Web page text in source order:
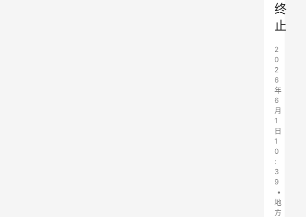
终
止
2
0
2
6
年
6
月
1
日
1
0
:
3
9
•
地
方